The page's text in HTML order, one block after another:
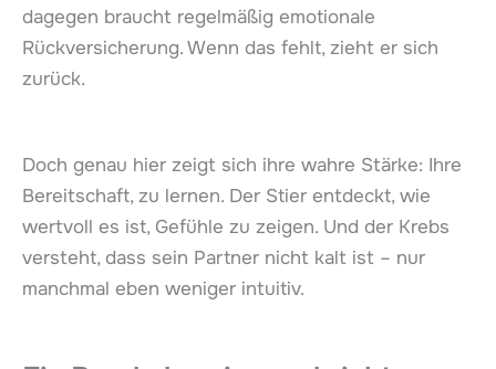
dagegen braucht regelmäßig emotionale
Rückversicherung. Wenn das fehlt, zieht er sich
zurück.
Doch genau hier zeigt sich ihre wahre Stärke: Ihre
Bereitschaft, zu lernen. Der Stier entdeckt, wie
wertvoll es ist, Gefühle zu zeigen. Und der Krebs
versteht, dass sein Partner nicht kalt ist – nur
manchmal eben weniger intuitiv.